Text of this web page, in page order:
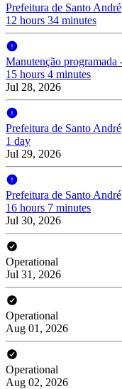
Prefeitura de Santo André
12 hours 34 minutes
Manutenção programada
15 hours 4 minutes
Jul 28, 2026
Prefeitura de Santo André
1 day
Jul 29, 2026
Prefeitura de Santo André
16 hours 7 minutes
Jul 30, 2026
Operational
Jul 31, 2026
Operational
Aug 01, 2026
Operational
Aug 02, 2026